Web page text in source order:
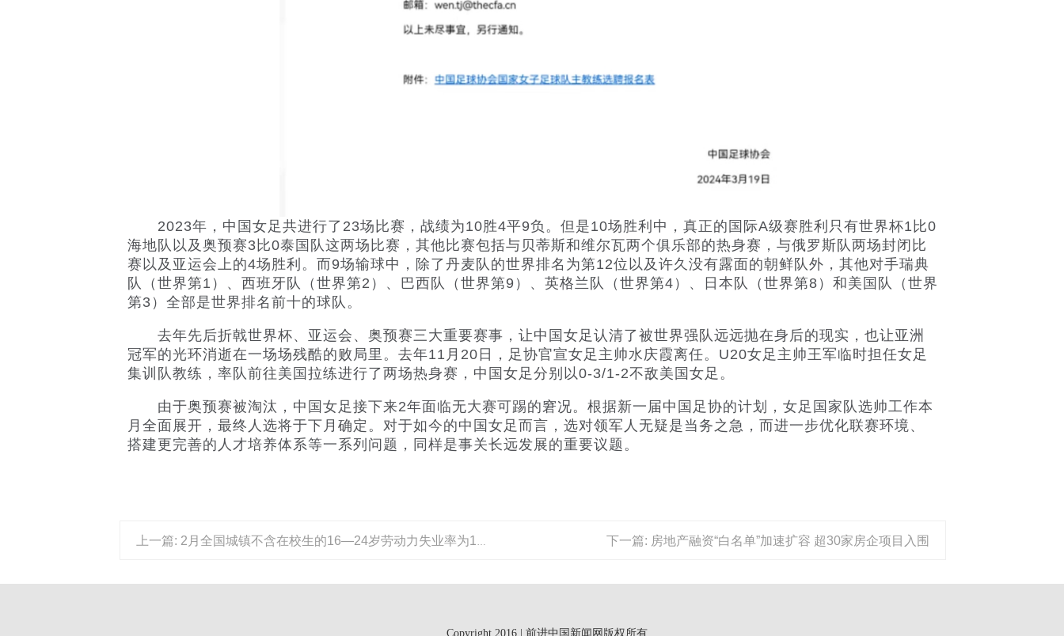
2023年，中国女足共进行了23场比赛，战绩为10胜4平9负。但是10场胜利中，真正的国际A级赛胜利只有世界杯1比0
海地队以及奥预赛3比0泰国队这两场比赛，其他比赛包括与贝蒂斯和维尔瓦两个俱乐部的热身赛，与俄罗斯队两场封闭比
赛以及亚运会上的4场胜利。而9场输球中，除了丹麦队的世界排名为第12位以及许久没有露面的朝鲜队外，其他对手瑞典
队（世界第1）、西班牙队（世界第2）、巴西队（世界第9）、英格兰队（世界第4）、日本队（世界第8）和美国队（世界
第3）全部是世界排名前十的球队。
去年先后折戟世界杯、亚运会、奥预赛三大重要赛事，让中国女足认清了被世界强队远远抛在身后的现实，也让亚洲
冠军的光环消逝在一场场残酷的败局里。去年11月20日，足协官宣女足主帅水庆霞离任。U20女足主帅王军临时担任女足
集训队教练，率队前往美国拉练进行了两场热身赛，中国女足分别以0-3/1-2不敌美国女足。
由于奥预赛被淘汰，中国女足接下来2年面临无大赛可踢的窘况。根据新一届中国足协的计划，女足国家队选帅工作本
月全面展开，最终人选将于下月确定。对于如今的中国女足而言，选对领军人无疑是当务之急，而进一步优化联赛环境、
搭建更完善的人才培养体系等一系列问题，同样是事关长远发展的重要议题。
下一篇: 房地产融资“白名单”加速扩容 超30家房企项目入围
Copyright 2016 | 前进中国新闻网版权所有